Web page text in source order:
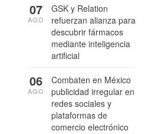
GSK y Relation
refuerzan alianza para
descubrir fármacos
mediante inteligencia
artificial
07
AGO
Combaten en México
publicidad irregular en
redes sociales y
plataformas de
comercio electrónico
06
AGO